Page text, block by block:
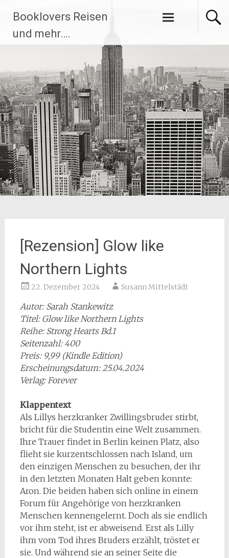
Inhalt
springen
Booklovers Reisen
und mehr….
[Rezension] Glow like
Northern Lights
22. Dezember 2024 Susann Mittelstädt
Autor: Sarah Stankewitz
Titel: Glow like Northern Lights
Reihe: Strong Hearts Bd.1
Seitenzahl: 400
Preis: 9,99 (Kindle Edition)
Erscheinungsdatum: 25.04.2024
Verlag: Forever
Klappentext
Als Lillys herzkranker Zwillingsbruder stirbt,
bricht für die Studentin eine Welt zusammen.
Ihre Trauer findet in Berlin keinen Platz, also
flieht sie kurzentschlossen nach Island, um
den einzigen Menschen zu besuchen, der ihr
in den letzten Monaten Halt geben konnte:
Aron. Die beiden haben sich online in einem
Forum für Angehörige von herzkranken
Menschen kennengelernt. Doch als sie endlich
vor ihm steht, ist er abweisend. Erst als Lilly
ihm vom Tod ihres Bruders erzählt, tröstet er
sie. Und während sie an seiner Seite die